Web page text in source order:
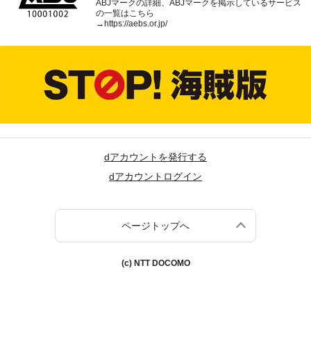
ABJマークの詳細、ABJマークを掲示しているサービス
の一覧はこちら
→https://aebs.or.jp/
dアカウントを発行する
dアカウントログイン
ページトップへ
(c) NTT DOCOMO